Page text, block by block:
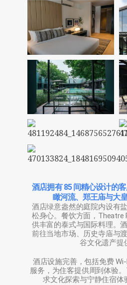
酒店拥有 85 间精心设计的
瞰河流、郑王庙与大
酒店绿意盎然的庭院内设有
松身心。餐饮方面，Theatre
供丰富的泰式与国际料理。
前往当地市场、历史寺庙与
谷文化遗产提
酒店设施完善，包括免费
服务，为住客提供周到体验
求文化探索与宁静住宿体